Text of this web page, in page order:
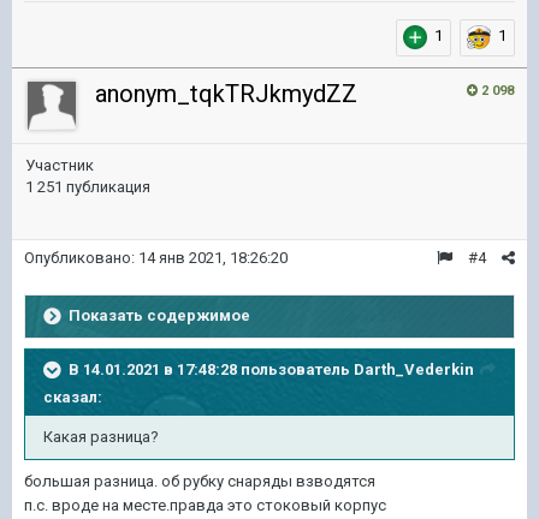
1 1
2 098
anonym_tqkTRJkmydZZ
Участник
1 251 публикация
#4
Опубликовано: 14 янв 2021, 18:26:20
Показать содержимое
В 14.01.2021 в 17:48:28 пользователь Darth_Vederkin
сказал:
Какая разница?
большая разница. об рубку снаряды взводятся
п.с. вроде на месте.правда это стоковый корпус